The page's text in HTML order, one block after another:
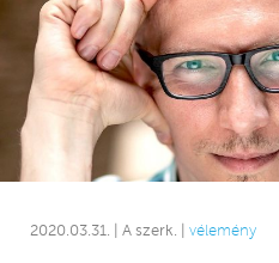
2020.03.31. | A szerk. | vélemény